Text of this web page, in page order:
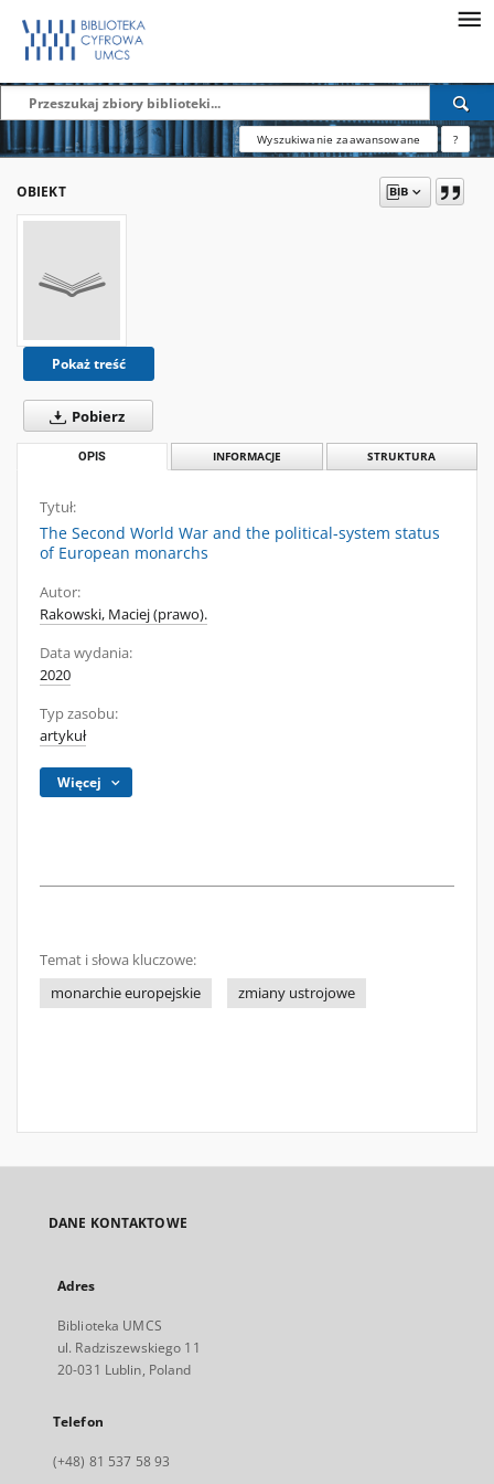
Wyszukiwanie zaawansowane ?
OBIEKT
Pokaż treść
Pobierz
OPIS INFORMACJE STRUKTURA
Tytuł:
The Second World War and the political-system status
of European monarchs
Autor:
Rakowski, Maciej (prawo).
Data wydania:
2020
Typ zasobu:
artykuł
Więcej
Temat i słowa kluczowe:
monarchie europejskie
zmiany ustrojowe
DANE KONTAKTOWE
Adres
Biblioteka UMCS
ul. Radziszewskiego 11
20-031 Lublin, Poland
Telefon
(+48) 81 537 58 93